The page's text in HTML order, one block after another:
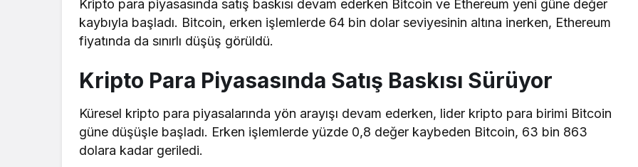
Kripto para piyasasında satış baskısı devam ederken Bitcoin ve Ethereum yeni güne değer
kaybıyla başladı. Bitcoin, erken işlemlerde 64 bin dolar seviyesinin altına inerken, Ethereum
fiyatında da sınırlı düşüş görüldü.
Kripto Para Piyasasında Satış Baskısı Sürüyor
Küresel kripto para piyasalarında yön arayışı devam ederken, lider kripto para birimi Bitcoin
güne düşüşle başladı. Erken işlemlerde yüzde 0,8 değer kaybeden Bitcoin, 63 bin 863
dolara kadar geriledi.